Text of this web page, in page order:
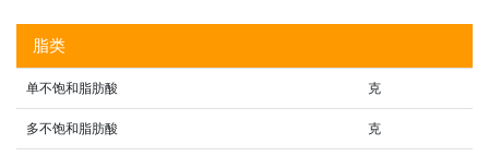
脂类
单不饱和脂肪酸 克
多不饱和脂肪酸 克